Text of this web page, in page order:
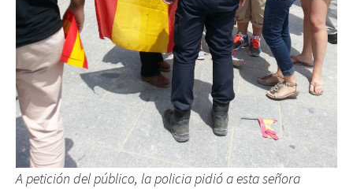
A petición del público, la policia pidió a esta señora